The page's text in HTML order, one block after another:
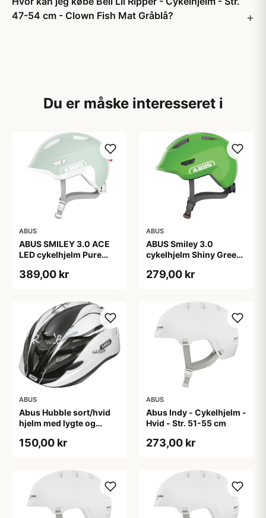
47-54 cm - Clown Fish Mat Gråblå?
Du er måske interesseret i
ABUS
ABUS SMILEY 3.0 ACE
LED cykelhjelm Pure
389,00 kr
ABUS
ABUS Smiley 3.0
cykelhjelm Shiny Green
cm)
279,00 kr
ABUS
Abus Hubble sort/hvid
hjelm med lygte og
(Hjelmstørrelse: 46-52
150,00 kr
ABUS
Abus Indy - Cykelhjelm -
Hvid - Str. 51-55 cm
273,00 kr